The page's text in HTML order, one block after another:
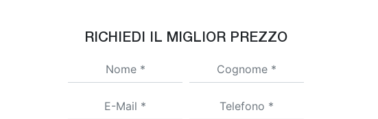
RICHIEDI IL MIGLIOR PREZZO